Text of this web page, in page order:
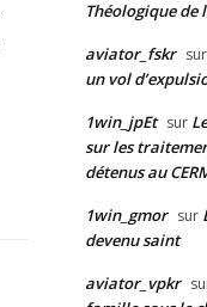
Théologique de
aviator_fskr sur
un vol
1win_jpEt sur
sur les
détenus au
1win_gmor sur
devenu saint
aviator_vpkr